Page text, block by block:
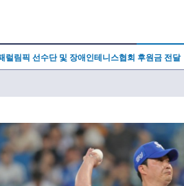
럴림픽 선수단 및 장애인테니스협회 후원금 전달